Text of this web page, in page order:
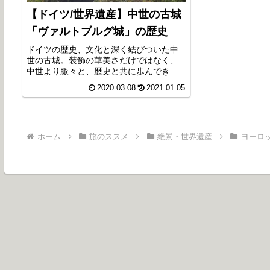
【ドイツ/世界遺産】中世の古城
「ヴァルトブルグ城」の歴史
ドイツの歴史、文化と深く結びついた中
世の古城。装飾の華美さだけではなく、
中世より脈々と、歴史と共に歩んできた
ん。表面だけではないドイツ文化に触れ
2020.03.08 2021.01.05
ホーム 旅のススメ 絶景・世界遺産 ヨーロ